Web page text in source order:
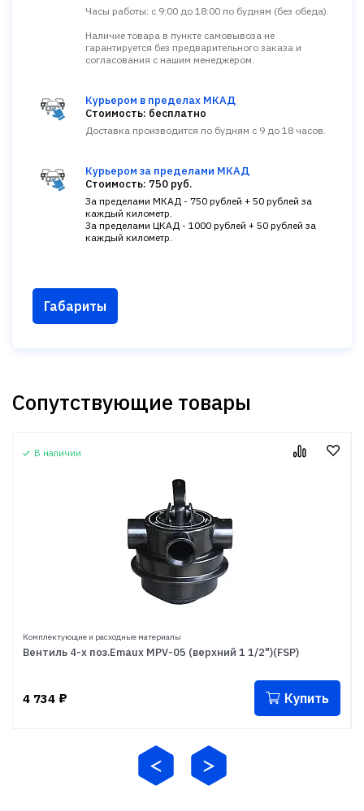
Часы работы: с 9:00 до 18:00 по будням (без обеда).
Наличие товара в пункте самовывоза не
гарантируется без предварительного заказа и
согласования с нашим менеджером.
Курьером в пределах МКАД
Стоимость: бесплатно
Доставка производится по будням с 9 до 18 часов.
Курьером за пределами МКАД
Стоимость: 750 руб.
За пределами МКАД - 750 рублей + 50 рублей за
каждый километр.
За пределами ЦКАД - 1000 рублей + 50 рублей за
каждый километр.
Габариты
Сопутствующие товары
В наличии
Комплектующие и расходные материалы
Вентиль 4-х поз.Emaux MPV-05 (верхний 1 1/2")(FSP)
4 734 ₽ Купить